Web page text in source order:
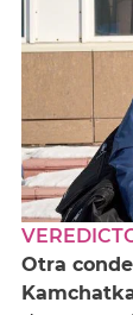
Otra